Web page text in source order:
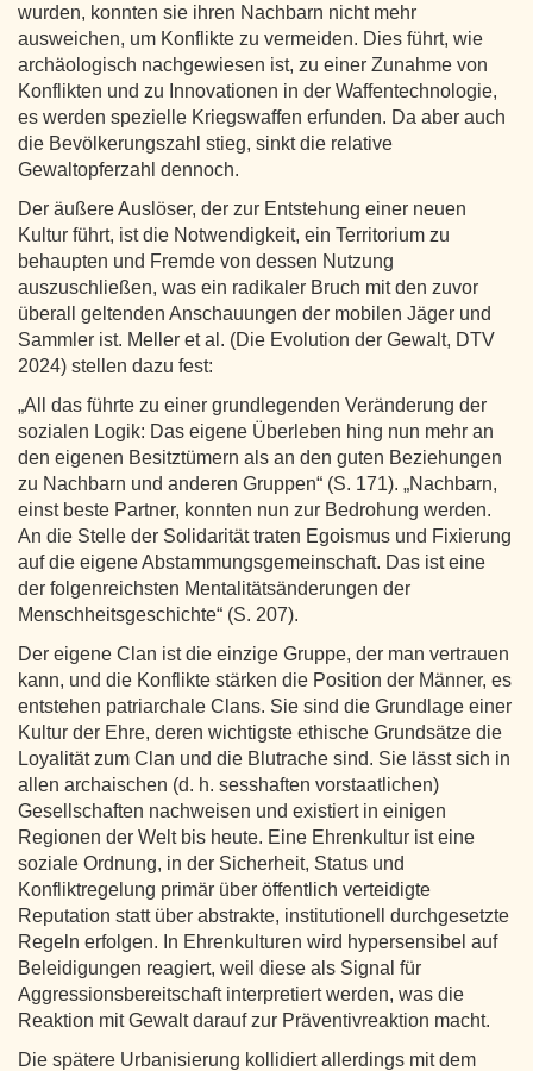
wurden, konnten sie ihren Nachbarn nicht mehr
ausweichen, um Konflikte zu vermeiden. Dies führt, wie
archäologisch nachgewiesen ist, zu einer Zunahme von
Konflikten und zu Innovationen in der Waffentechnologie,
es werden spezielle Kriegswaffen erfunden. Da aber auch
die Bevölkerungszahl stieg, sinkt die relative
Gewaltopferzahl dennoch.
Der äußere Auslöser, der zur Entstehung einer neuen
Kultur führt, ist die Notwendigkeit, ein Territorium zu
behaupten und Fremde von dessen Nutzung
auszuschließen, was ein radikaler Bruch mit den zuvor
überall geltenden Anschauungen der mobilen Jäger und
Sammler ist. Meller et al. (Die Evolution der Gewalt, DTV
2024) stellen dazu fest:
„All das führte zu einer grundlegenden Veränderung der
sozialen Logik: Das eigene Überleben hing nun mehr an
den eigenen Besitztümern als an den guten Beziehungen
zu Nachbarn und anderen Gruppen“ (S. 171). „Nachbarn,
einst beste Partner, konnten nun zur Bedrohung werden.
An die Stelle der Solidarität traten Egoismus und Fixierung
auf die eigene Abstammungsgemeinschaft. Das ist eine
der folgenreichsten Mentalitätsänderungen der
Menschheitsgeschichte“ (S. 207).
Der eigene Clan ist die einzige Gruppe, der man vertrauen
kann, und die Konflikte stärken die Position der Männer, es
entstehen patriarchale Clans. Sie sind die Grundlage einer
Kultur der Ehre, deren wichtigste ethische Grundsätze die
Loyalität zum Clan und die Blutrache sind. Sie lässt sich in
allen archaischen (d. h. sesshaften vorstaatlichen)
Gesellschaften nachweisen und existiert in einigen
Regionen der Welt bis heute. Eine Ehrenkultur ist eine
soziale Ordnung, in der Sicherheit, Status und
Konfliktregelung primär über öffentlich verteidigte
Reputation statt über abstrakte, institutionell durchgesetzte
Regeln erfolgen. In Ehrenkulturen wird hypersensibel auf
Beleidigungen reagiert, weil diese als Signal für
Aggressionsbereitschaft interpretiert werden, was die
Reaktion mit Gewalt darauf zur Präventivreaktion macht.
Die spätere Urbanisierung kollidiert allerdings mit dem